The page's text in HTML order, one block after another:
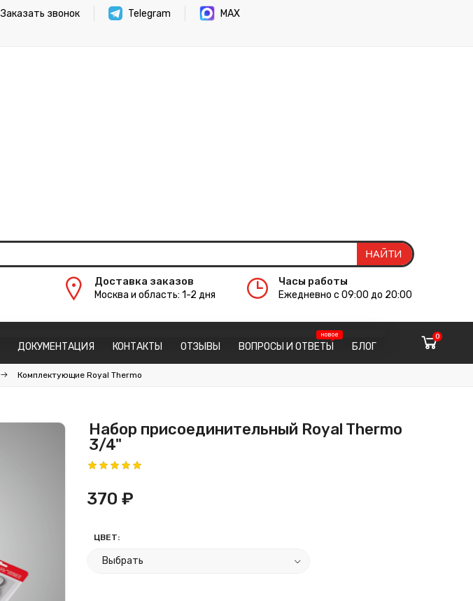
Заказать звонок Telegram MAX
Доставка заказов
Москва и область: 1-2 дня
Часы работы
Ежедневно с 09:00 до 20:00
ДОКУМЕНТАЦИЯ КОНТАКТЫ ОТЗЫВЫ ВОПРОСЫ И ОТВЕТЫ БЛОГ
0
Комплектующие Royal Thermo
Набор присоединительный Royal Thermo
3/4"
370 ₽
ЦВЕТ: